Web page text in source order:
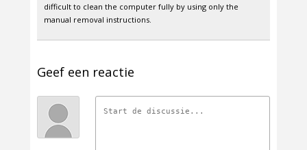
difficult to clean the computer fully by using only the
manual removal instructions.
Geef een reactie